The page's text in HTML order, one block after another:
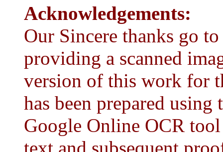
Acknowledgements:
Our Sincere thanks go
providing a scanned
version of this work for
has been prepared using
Google Online OCR tool
text and subsequent